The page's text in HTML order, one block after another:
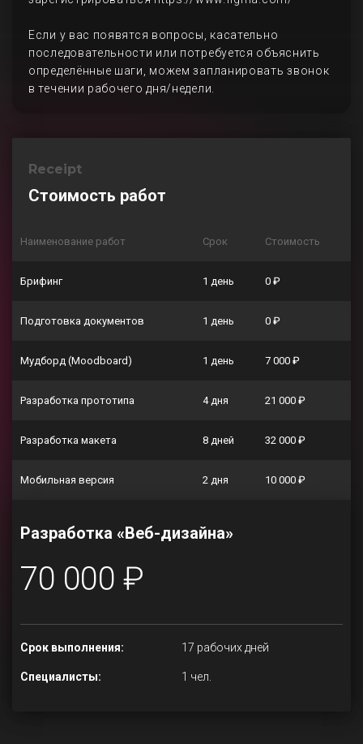
Если у вас появятся вопросы, касательно
последовательности или потребуется объяснить
определённые шаги, можем запланировать звонок
в течении рабочего дня/недели.
Receipt
Стоимость работ
Наименование работ Срок Стоимость
Брифинг 1 день 0 ₽
Подготовка документов 1 день 0 ₽
Мудборд (Moodboard) 1 день 7 000 ₽
Разработка прототипа 4 дня 21 000 ₽
Разработка макета 8 дней 32 000 ₽
Мобильная версия 2 дня 10 000 ₽
Разработка «Веб-дизайна»
70 000 ₽
Срок выполнения: 17 рабочих дней
Специалисты: 1 чел.